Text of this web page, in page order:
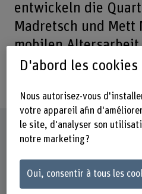
entwickeln die
Madretsch und Mett
mobilen
Quartierbevölkerung
Fiche signalétique
Départements participants
Travail Social
D'abord les cookies
Nous autorisez-vous
votre appareil afin
le site, d'analyser son
notre marketing ?
Oui, consentir à tous les